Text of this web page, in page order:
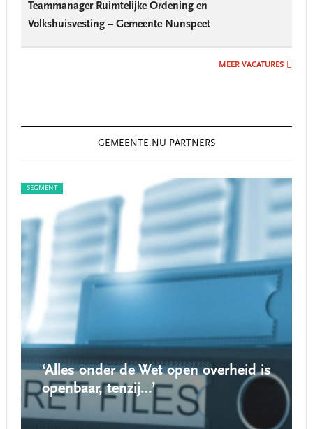
Teammanager Ruimtelijke Ordening en
Volkshuisvesting – Gemeente Nunspeet
MEER VACATURES
GEMEENTE.NU PARTNERS
SEGMENT
‘Alles onder de Wet open overheid is
openbaar, tenzij…’